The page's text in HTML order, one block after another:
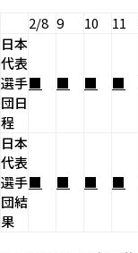
2/8 9 10 11
日本
代表
選手
団日
程
■ ■ ■ ■
日本
代表
選手
団結
果
■ ■ ■ ■